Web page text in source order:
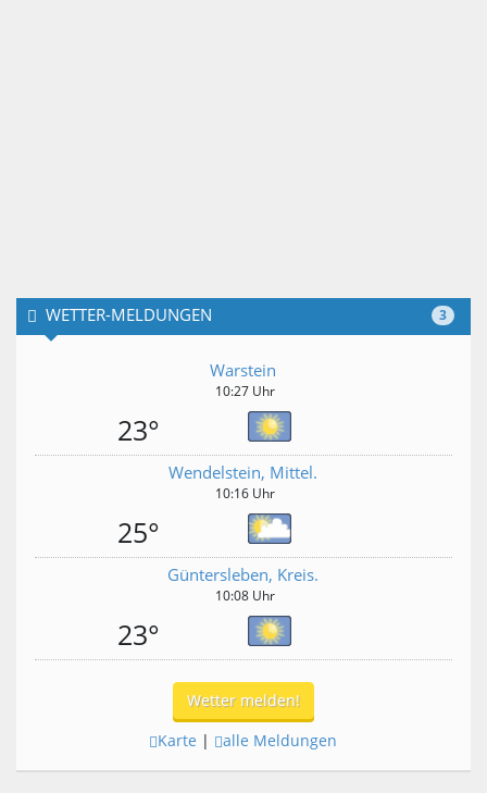
3
WETTER-MELDUNGEN
Warstein
10:27 Uhr
23°
Wendelstein, Mittel.
10:16 Uhr
25°
Güntersleben, Kreis.
10:08 Uhr
23°
Wetter melden!
Karte | alle Meldungen